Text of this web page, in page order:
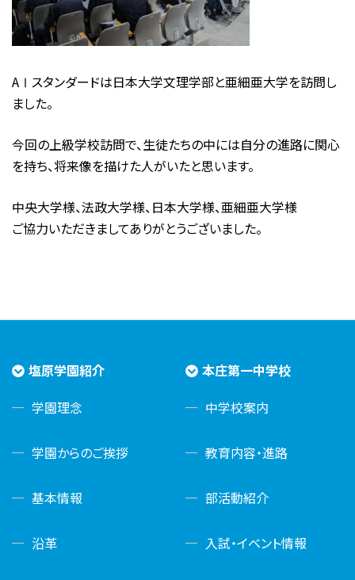
AⅠスタンダードは日本大学文理学部と亜細亜大学を訪問し
ました。
今回の上級学校訪問で、生徒たちの中には自分の進路に関心
を持ち、将来像を描けた人がいたと思います。
中央大学様、法政大学様、日本大学様、亜細亜大学様
ご協力いただきましてありがとうございました。
塩原学園紹介
学園理念
学園からのご挨拶
基本情報
沿革
本庄第一中学校
中学校案内
教育内容・進路
部活動紹介
入試・イベント情報